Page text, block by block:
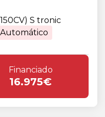
S tronic
Automático
Financiado
16.975€